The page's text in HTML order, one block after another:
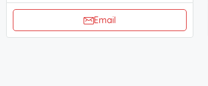
Email